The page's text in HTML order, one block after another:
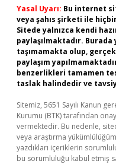
Yasal Uyarı: Bu internet
veya şahıs şirketi ile
Sitede yalnızca kendi
paylaşılmaktadır.
taşımamakta olup,
paylaşım
benzerlikleri tamamen
taslak halindedir ve
Sitemiz, 5651 Sayılı Kanun
Kurumu (BTK) tarafından
vermektedir. Bu nedenle,
veya araştırma
yazdıkları içeriklerin
bu sorumluluğu kabul etmiş